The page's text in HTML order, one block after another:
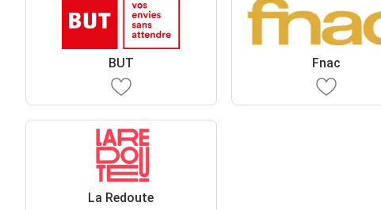
BUT Fnac
La Redoute